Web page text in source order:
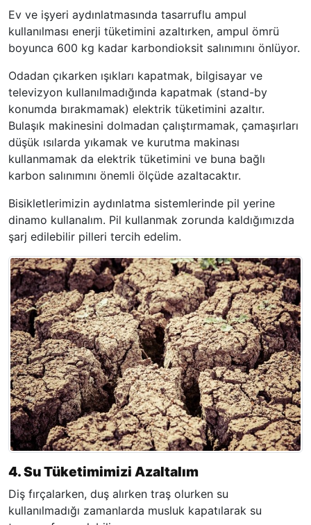
Ev ve işyeri aydınlatmasında tasarruflu ampul
kullanılması enerji tüketimini azaltırken, ampul ömrü
boyunca 600 kg kadar karbondioksit salınımını önlüyor.
Odadan çıkarken ışıkları kapatmak, bilgisayar ve
televizyon kullanılmadığında kapatmak (stand-by
konumda bırakmamak) elektrik tüketimini azaltır.
Bulaşık makinesini dolmadan çalıştırmamak, çamaşırları
düşük ısılarda yıkamak ve kurutma makinası
kullanmamak da elektrik tüketimini ve buna bağlı
karbon salınımını önemli ölçüde azaltacaktır.
Bisikletlerimizin aydınlatma sistemlerinde pil yerine
dinamo kullanalım. Pil kullanmak zorunda kaldığımızda
şarj edilebilir pilleri tercih edelim.
4. Su Tüketimimizi Azaltalım
Diş fırçalarken, duş alırken traş olurken su
kullanılmadığı zamanlarda musluk kapatılarak su